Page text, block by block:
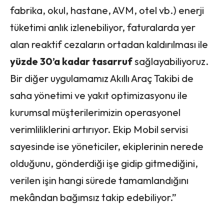
fabrika, okul, hastane, AVM, otel vb.) enerji
tüketimi anlık izlenebiliyor, faturalarda yer
alan reaktif cezaların ortadan kaldırılması ile
yüzde 30’a kadar tasarrufsağlayabiliyoruz.
Bir diğer uygulamamız Akıllı Araç Takibi de
saha yönetimi ve yakıt optimizasyonu ile
kurumsal müşterilerimizin operasyonel
verimliliklerini artırıyor. Ekip Mobil servisi
sayesinde ise yöneticiler, ekiplerinin nerede
olduğunu, gönderdiği işe gidip gitmediğini,
verilen işin hangi sürede tamamlandığını
mekândan bağımsız takip edebiliyor.”